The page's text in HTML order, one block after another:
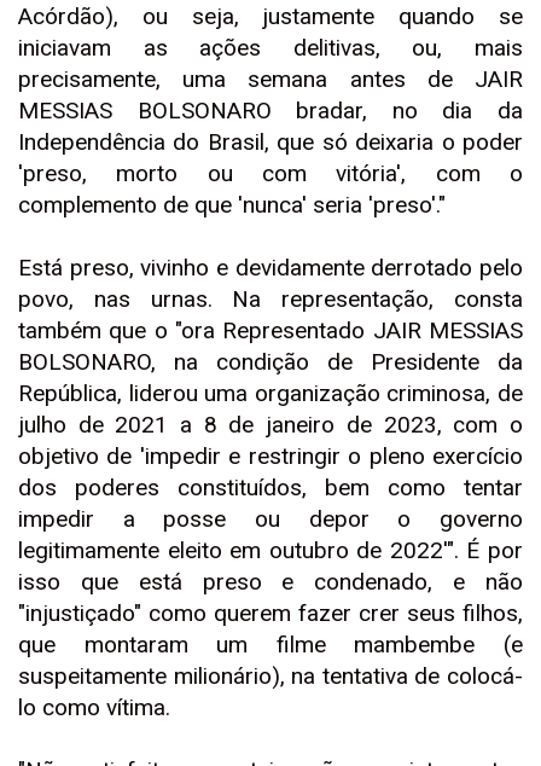
Acórdão), ou seja, justamente quando se
iniciavam as ações delitivas, ou, mais
precisamente, uma semana antes de JAIR
MESSIAS BOLSONARO bradar, no dia da
Independência do Brasil, que só deixaria o poder
'preso, morto ou com vitória', com o
complemento de que 'nunca' seria 'preso'."
Está preso, vivinho e devidamente derrotado pelo
povo, nas urnas. Na representação, consta
também que o "ora Representado JAIR MESSIAS
BOLSONARO, na condição de Presidente da
República, liderou uma organização criminosa, de
julho de 2021 a 8 de janeiro de 2023, com o
objetivo de 'impedir e restringir o pleno exercício
dos poderes constituídos, bem como tentar
impedir a posse ou depor o governo
legitimamente eleito em outubro de 2022'". É por
isso que está preso e condenado, e não
"injustiçado" como querem fazer crer seus filhos,
que montaram um filme mambembe (e
suspeitamente milionário), na tentativa de colocá-
lo como vítima.